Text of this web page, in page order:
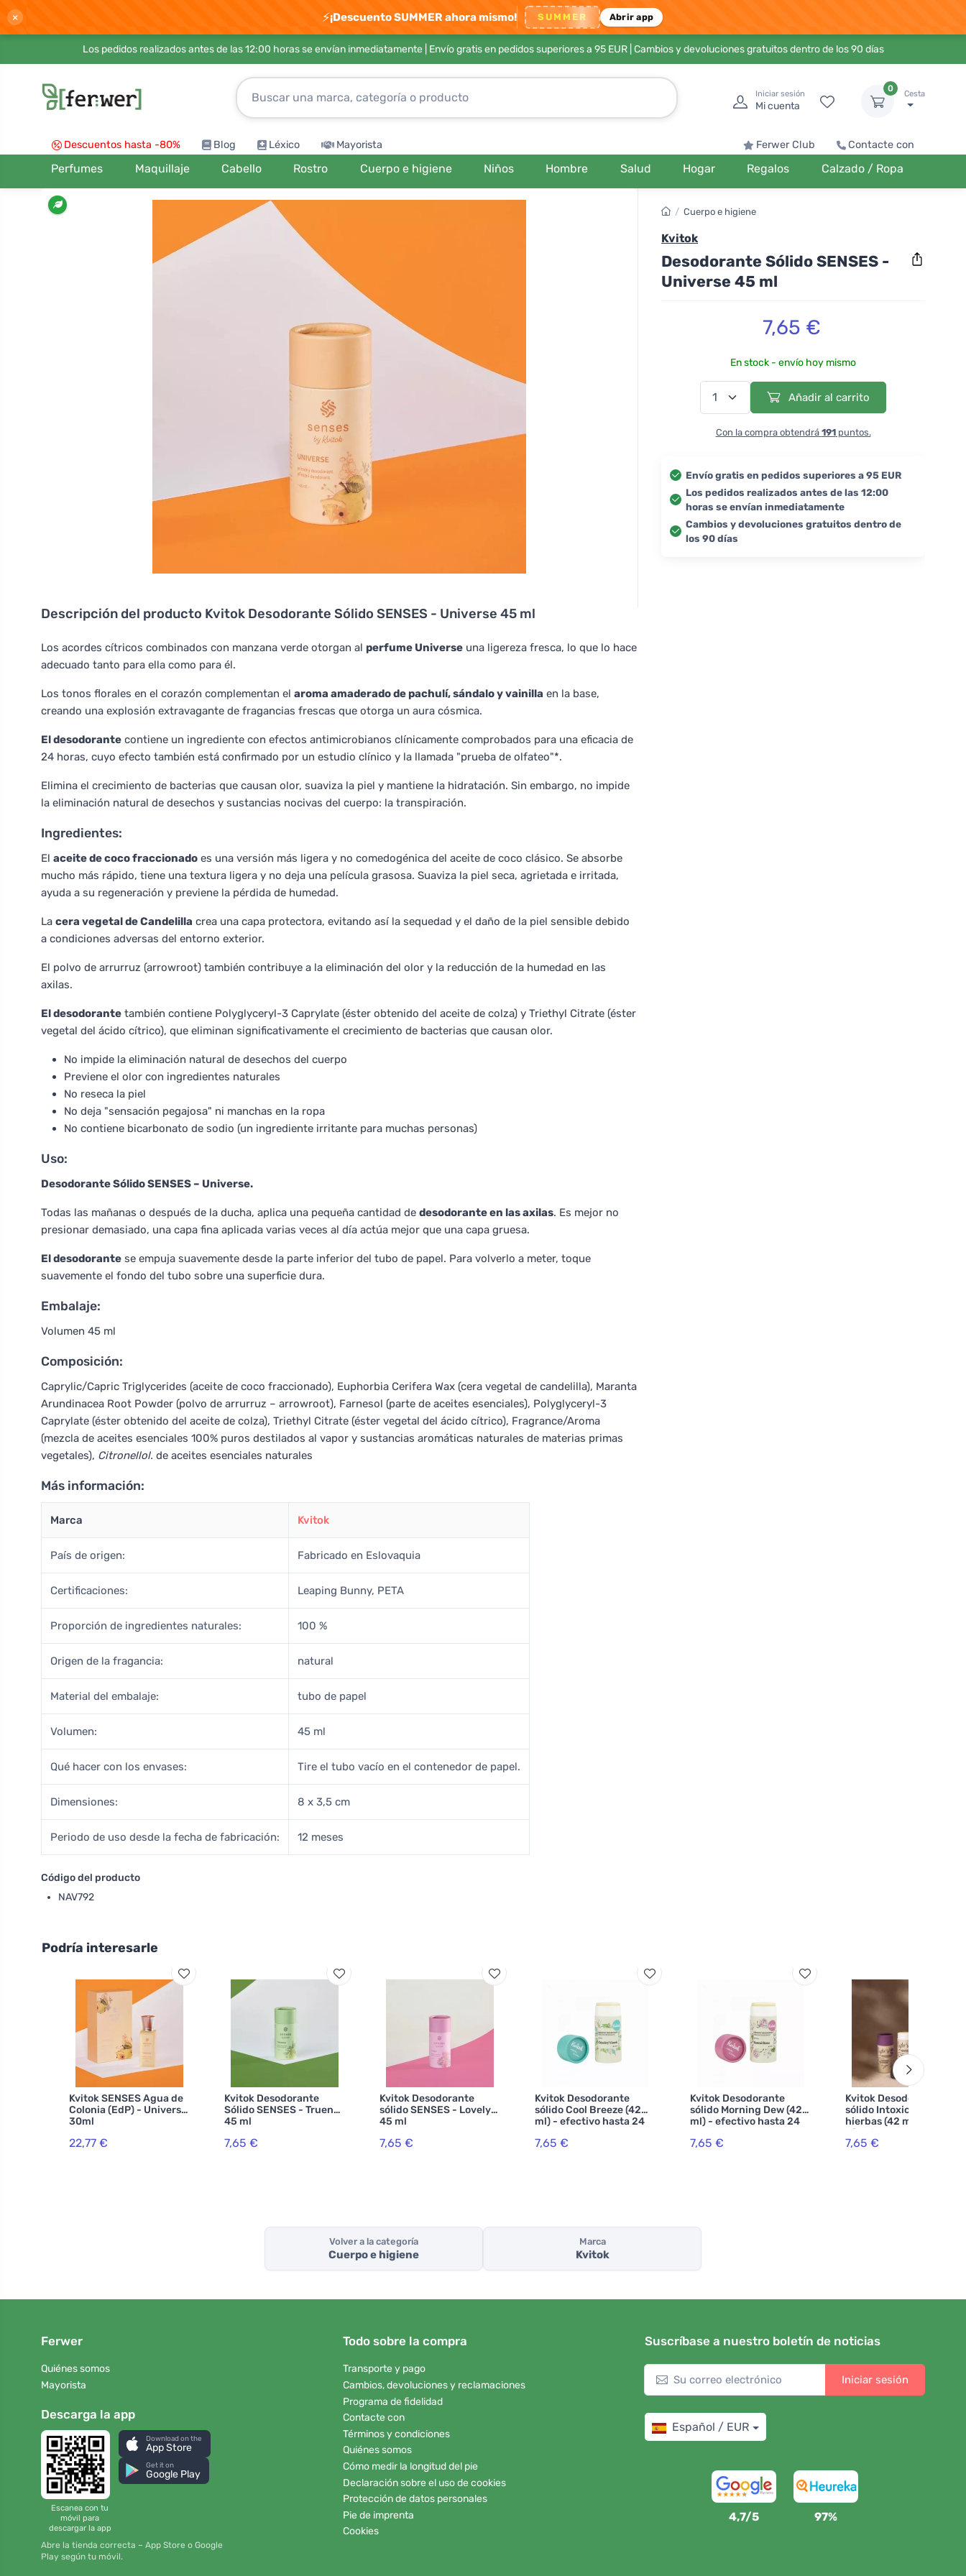
× ⚡¡Descuento SUMMER ahora mismo! SUMMER Abrir app
Los pedidos realizados antes de las 12:00 horas se envían inmediatamente | Envío gratis en pedidos superiores a 95 EUR| Cambios y devoluciones gratuitos dentro de los 90 días
Iniciar sesión
Mi cuenta
0
Cesta
Descuentos hasta -80% Blog Léxico Mayorista Ferwer Club Contacte con
Perfumes Maquillaje Cabello Rostro Cuerpo e higiene Niños Hombre Salud Hogar Regalos Calzado / Ropa
Descripción del producto Kvitok Desodorante Sólido SENSES - Universe 45 ml
Los acordes cítricos combinados con manzana verde otorgan al perfume Universe una ligereza fresca, lo que lo hace
adecuado tanto para ella como para él.
Los tonos florales en el corazón complementan el aroma amaderado de pachulí, sándalo y vainilla en la base,
creando una explosión extravagante de fragancias frescas que otorga un aura cósmica.
El desodorante contiene un ingrediente con efectos antimicrobianos clínicamente comprobados para una eficacia de
24 horas, cuyo efecto también está confirmado por un estudio clínico y la llamada "prueba de olfateo"*.
Elimina el crecimiento de bacterias que causan olor, suaviza la piel y mantiene la hidratación. Sin embargo, no impide
la eliminación natural de desechos y sustancias nocivas del cuerpo: la transpiración.
Ingredientes:
El aceite de coco fraccionado es una versión más ligera y no comedogénica del aceite de coco clásico. Se absorbe
mucho más rápido, tiene una textura ligera y no deja una película grasosa. Suaviza la piel seca, agrietada e irritada,
ayuda a su regeneración y previene la pérdida de humedad.
La cera vegetal de Candelilla crea una capa protectora, evitando así la sequedad y el daño de la piel sensible debido
a condiciones adversas del entorno exterior.
El polvo de arrurruz (arrowroot) también contribuye a la eliminación del olor y la reducción de la humedad en las
axilas.
El desodorante también contiene Polyglyceryl-3 Caprylate (éster obtenido del aceite de colza) y Triethyl Citrate (éster
vegetal del ácido cítrico), que eliminan significativamente el crecimiento de bacterias que causan olor.
No impide la eliminación natural de desechos del cuerpo
Previene el olor con ingredientes naturales
No reseca la piel
No deja "sensación pegajosa" ni manchas en la ropa
No contiene bicarbonato de sodio (un ingrediente irritante para muchas personas)
Uso:
Desodorante Sólido SENSES – Universe.
Todas las mañanas o después de la ducha, aplica una pequeña cantidad de desodorante en las axilas. Es mejor no
presionar demasiado, una capa fina aplicada varias veces al día actúa mejor que una capa gruesa.
El desodorante se empuja suavemente desde la parte inferior del tubo de papel. Para volverlo a meter, toque
suavemente el fondo del tubo sobre una superficie dura.
Embalaje:
Volumen 45 ml
Composición:
Caprylic/Capric Triglycerides (aceite de coco fraccionado), Euphorbia Cerifera Wax (cera vegetal de candelilla), Maranta
Arundinacea Root Powder (polvo de arrurruz – arrowroot), Farnesol (parte de aceites esenciales), Polyglyceryl-3
Caprylate (éster obtenido del aceite de colza), Triethyl Citrate (éster vegetal del ácido cítrico), Fragrance/Aroma
(mezcla de aceites esenciales 100% puros destilados al vapor y sustancias aromáticas naturales de materias primas
vegetales), Citronellol. de aceites esenciales naturales
Más información:
Marca Kvitok
País de origen: Fabricado en Eslovaquia
Certificaciones: Leaping Bunny, PETA
Proporción de ingredientes naturales: 100 %
Origen de la fragancia: natural
Material del embalaje: tubo de papel
Volumen: 45 ml
Qué hacer con los envases: Tire el tubo vacío en el contenedor de papel.
Dimensiones: 8 x 3,5 cm
Periodo de uso desde la fecha de fabricación: 12 meses
Código del producto
NAV792
/ Cuerpo e higiene
Kvitok
Desodorante Sólido SENSES -
Universe 45 ml
7,65 €
En stock - envío hoy mismo
Añadir al carrito
Con la compra obtendrá 191puntos.
Envío gratis en pedidos superiores a 95 EUR
Los pedidos realizados antes de las 12:00
horas se envían inmediatamente
Cambios y devoluciones gratuitos dentro de
los 90 días
Podría interesarle
Kvitok SENSES Agua de
Colonia (EdP) - Universo
30ml
22,77 €
Kvitok Desodorante
Sólido SENSES - Trueno
45 ml
7,65 €
Kvitok Desodorante
sólido SENSES - Lovely
45 ml
7,65 €
Kvitok Desodorante
sólido Cool Breeze (42
ml) - efectivo hasta 24
7,65 €
Kvitok Desodorante
sólido Morning Dew (42
ml) - efectivo hasta 24
7,65 €
Kvitok Desodorante
sólido Intoxicación de
hierbas (42 ml) -
efectivo hasta 24 horas
7,65 €
Volver a la categoría
Cuerpo e higiene
Marca
Kvitok
Ferwer
Quiénes somos
Mayorista
Descarga la app
Escanea con tu
móvil para
descargar la app
Download on the
App Store
Get it on
Google Play
Abre la tienda correcta – App Store o Google
Play según tu móvil.
Todo sobre la compra
Transporte y pago
Cambios, devoluciones y reclamaciones
Programa de fidelidad
Contacte con
Términos y condiciones
Quiénes somos
Cómo medir la longitud del pie
Declaración sobre el uso de cookies
Protección de datos personales
Pie de imprenta
Cookies
Suscríbase a nuestro boletín de noticias
Iniciar sesión
Español / EUR
4,7/5 97%